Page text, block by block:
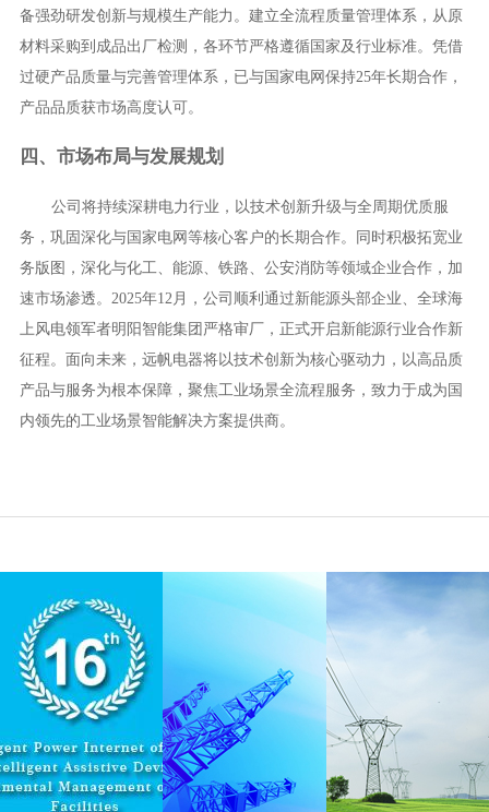
备强劲研发创新与规模生产能力。建立全流程质量管理体系，从原
材料采购到成品出厂检测，各环节严格遵循国家及行业标准。凭借
过硬产品质量与完善管理体系，已与国家电网保持25年长期合作，
产品品质获市场高度认可。
四、市场布局与发展规划
公司将持续深耕电力行业，以技术创新升级与全周期优质服
务，巩固深化与国家电网等核心客户的长期合作。同时积极拓宽业
务版图，深化与化工、能源、铁路、公安消防等领域企业合作，加
速市场渗透。2025年12月，公司顺利通过新能源头部企业、全球海
上风电领军者明阳智能集团严格审厂，正式开启新能源行业合作新
征程。面向未来，远帆电器将以技术创新为核心驱动力，以高品质
产品与服务为根本保障，聚焦工业场景全流程服务，致力于成为国
内领先的工业场景智能解决方案提供商。